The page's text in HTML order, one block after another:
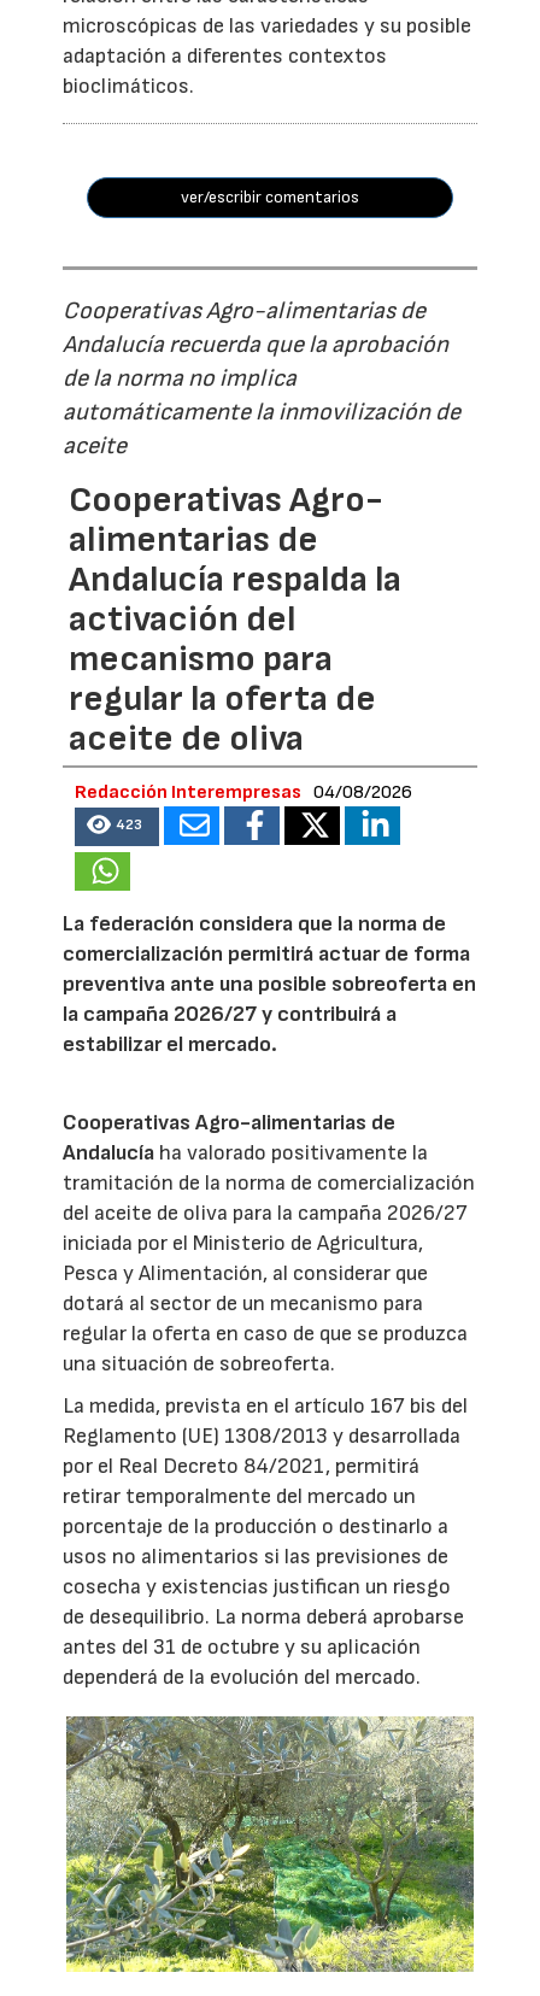
microscópicas de las variedades y su posible
adaptación a diferentes contextos
bioclimáticos.
ver/escribir comentarios
Cooperativas Agro-alimentarias de
Andalucía recuerda que la aprobación
de la norma no implica
automáticamente la inmovilización de
aceite
Cooperativas Agro-
alimentarias de
Andalucía respalda la
activación del
mecanismo para
regular la oferta de
aceite de oliva
Redacción Interempresas 04/08/2026
423
La federación considera que la norma de
comercialización permitirá actuar de forma
preventiva ante una posible sobreoferta en
la campaña 2026/27 y contribuirá a
estabilizar el mercado.
Cooperativas Agro-alimentarias de
Andalucía ha valorado positivamente la
tramitación de la norma de comercialización
del aceite de oliva para la campaña 2026/27
iniciada por el Ministerio de Agricultura,
Pesca y Alimentación, al considerar que
dotará al sector de un mecanismo para
regular la oferta en caso de que se produzca
una situación de sobreoferta.
La medida, prevista en el artículo 167 bis del
Reglamento (UE) 1308/2013 y desarrollada
por el Real Decreto 84/2021, permitirá
retirar temporalmente del mercado un
porcentaje de la producción o destinarlo a
usos no alimentarios si las previsiones de
cosecha y existencias justifican un riesgo
de desequilibrio. La norma deberá aprobarse
antes del 31 de octubre y su aplicación
dependerá de la evolución del mercado.